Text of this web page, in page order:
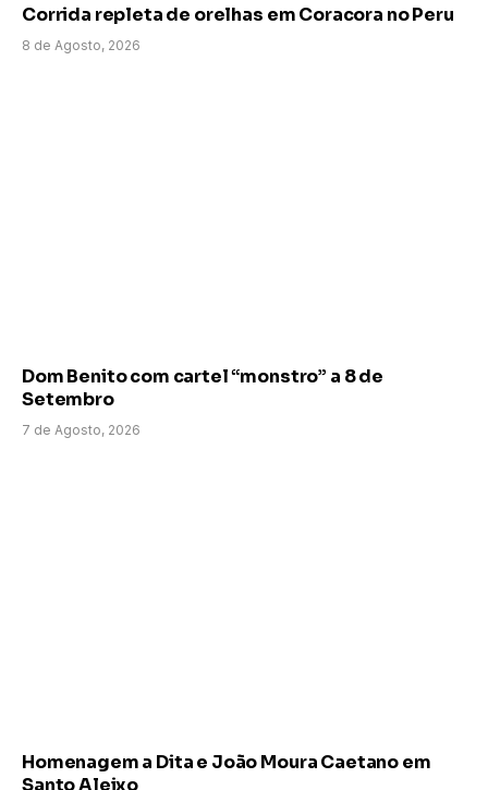
Corrida repleta de orelhas em Coracora no Peru
8 de Agosto, 2026
Dom Benito com cartel “monstro” a 8 de
Setembro
7 de Agosto, 2026
Homenagem a Dita e João Moura Caetano em